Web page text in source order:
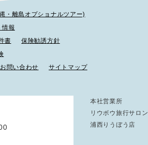
・離島オプショナルツアー)
情報
書
保険勧誘方針
お問い合わせ サイトマップ
本社営業所
リウボウ旅行サロン
浦西りうぼう店